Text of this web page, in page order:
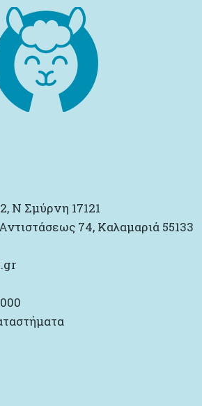
Ν Σμύρνη 17121
74, Καλαμαριά 55133